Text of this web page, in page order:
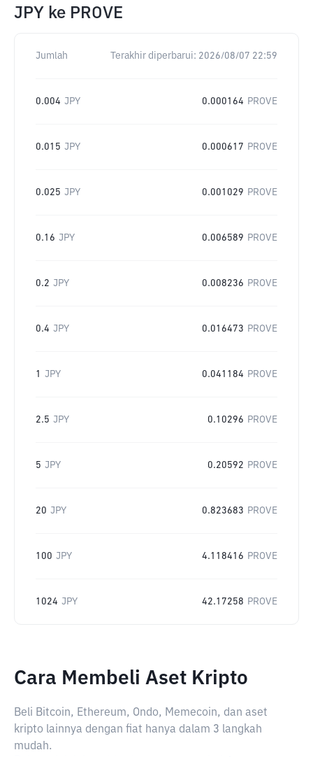
JPY ke PROVE
Jumlah Terakhir diperbarui: 2026/08/07 22:59
0.004 JPY 0.000164 PROVE
0.015 JPY 0.000617 PROVE
0.025 JPY 0.001029 PROVE
0.16 JPY 0.006589 PROVE
0.2 JPY 0.008236 PROVE
0.4 JPY 0.016473 PROVE
1 JPY 0.041184 PROVE
2.5 JPY 0.10296 PROVE
5 JPY 0.20592 PROVE
20 JPY 0.823683 PROVE
100 JPY 4.118416 PROVE
1024 JPY 42.17258 PROVE
Cara Membeli Aset Kripto
Beli Bitcoin, Ethereum, Ondo, Memecoin, dan aset
kripto lainnya dengan fiat hanya dalam 3 langkah
mudah.